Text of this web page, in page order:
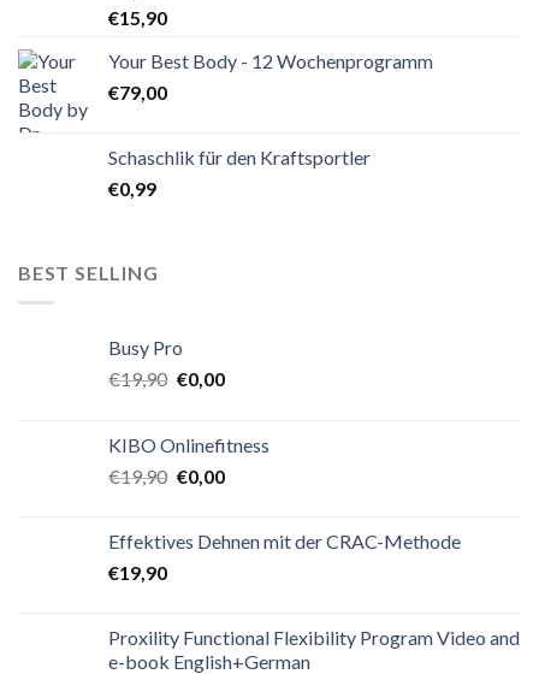
€15,90
Your Best Body - 12 Wochenprogramm
€79,00
Schaschlik für den Kraftsportler
€0,99
BEST SELLING
Busy Pro
€19,90 €0,00
KIBO Onlinefitness
€19,90 €0,00
Effektives Dehnen mit der CRAC-Methode
€19,90
Proxility Functional Flexibility Program Video and
e-book English+German